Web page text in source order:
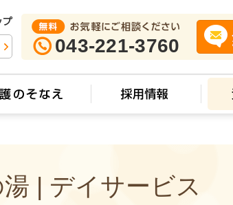
043-221-3760
| デイサービス